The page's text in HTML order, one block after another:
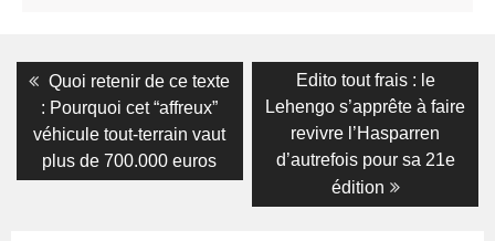
Navigation
de
l’article
Previous
post:
Quoi retenir de ce texte
: Pourquoi cet “affreux”
véhicule tout-terrain vaut
plus de 700.000 euros
Next
post:
Edito tout frais : le
Lehengo s’apprête à faire
revivre l’Hasparren
d’autrefois pour sa 21e
édition